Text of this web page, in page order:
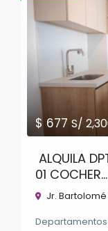
$ 677S/
ALQUILA
01 COCHER...
Jr.
Departamentos